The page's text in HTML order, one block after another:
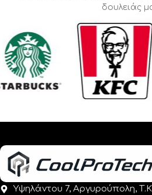
δουλειάς
Υψηλάντου 7, Αργυρούπολη,